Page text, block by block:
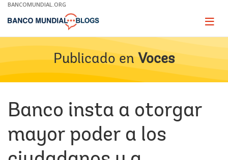
Skip
Main
BANCOMUNDIAL.ORG
Page
Publicado en Voces
Banco insta a otorgar
mayor poder a los